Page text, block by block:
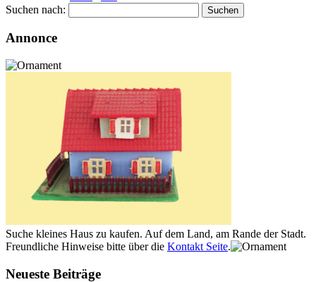
Suchen nach:
Annonce
Suche kleines Haus zu kaufen. Auf dem Land, am Rande der Stadt.
Freundliche Hinweise bitte über die Kontakt Seite.
Neueste Beiträge